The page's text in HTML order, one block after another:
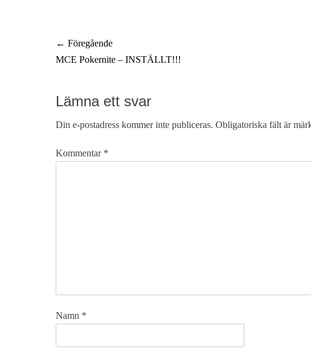
Inläggsnavigering
← Föregående
Föregående
MCE Pokernite – INSTÄLLT!!!
Lämna ett svar
Din e-postadress kommer inte publiceras. Obligatoriska fält är
Kommentar *
Namn *